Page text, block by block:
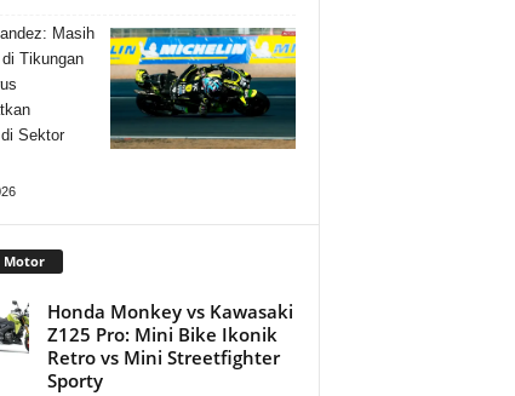
Masih
Tikungan
Sektor
Motor
Honda Monkey vs Kawasaki
Z125 Pro: Mini Bike Ikonik
Retro vs Mini Streetfighter
Sporty